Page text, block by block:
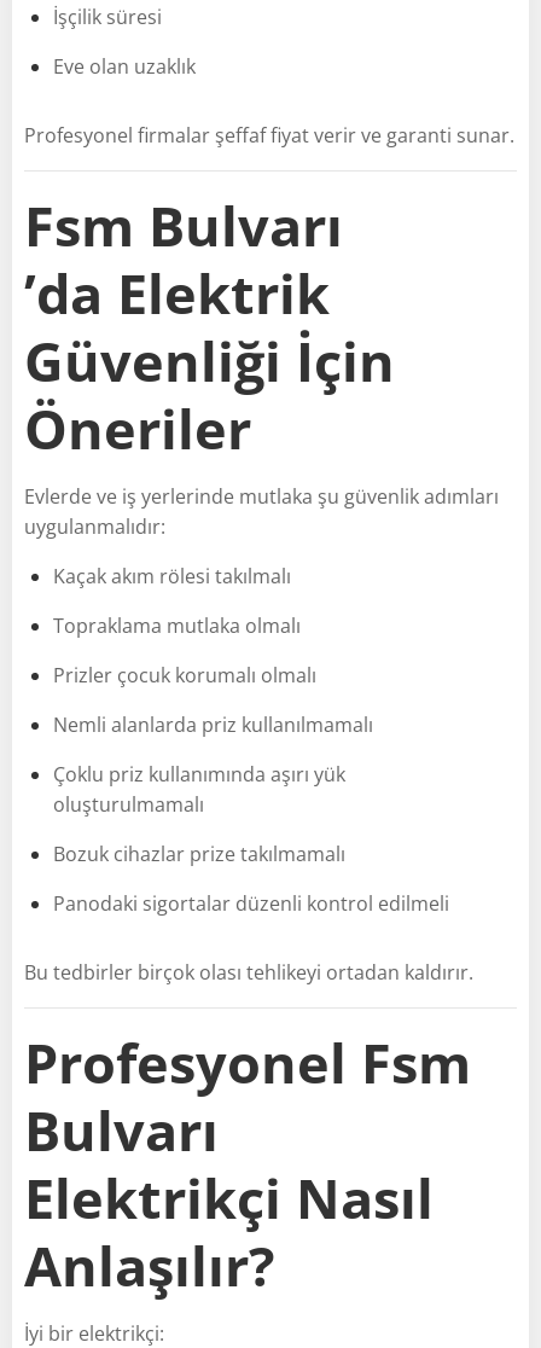
İşçilik süresi
Eve olan uzaklık
Profesyonel firmalar şeffaf fiyat verir ve garanti sunar.
Fsm Bulvarı
’da Elektrik
Güvenliği İçin
Öneriler
Evlerde ve iş yerlerinde mutlaka şu güvenlik adımları
uygulanmalıdır:
Kaçak akım rölesi takılmalı
Topraklama mutlaka olmalı
Prizler çocuk korumalı olmalı
Nemli alanlarda priz kullanılmamalı
Çoklu priz kullanımında aşırı yük
oluşturulmamalı
Bozuk cihazlar prize takılmamalı
Panodaki sigortalar düzenli kontrol edilmeli
Bu tedbirler birçok olası tehlikeyi ortadan kaldırır.
Profesyonel Fsm
Bulvarı
Elektrikçi Nasıl
Anlaşılır?
İyi bir elektrikçi: